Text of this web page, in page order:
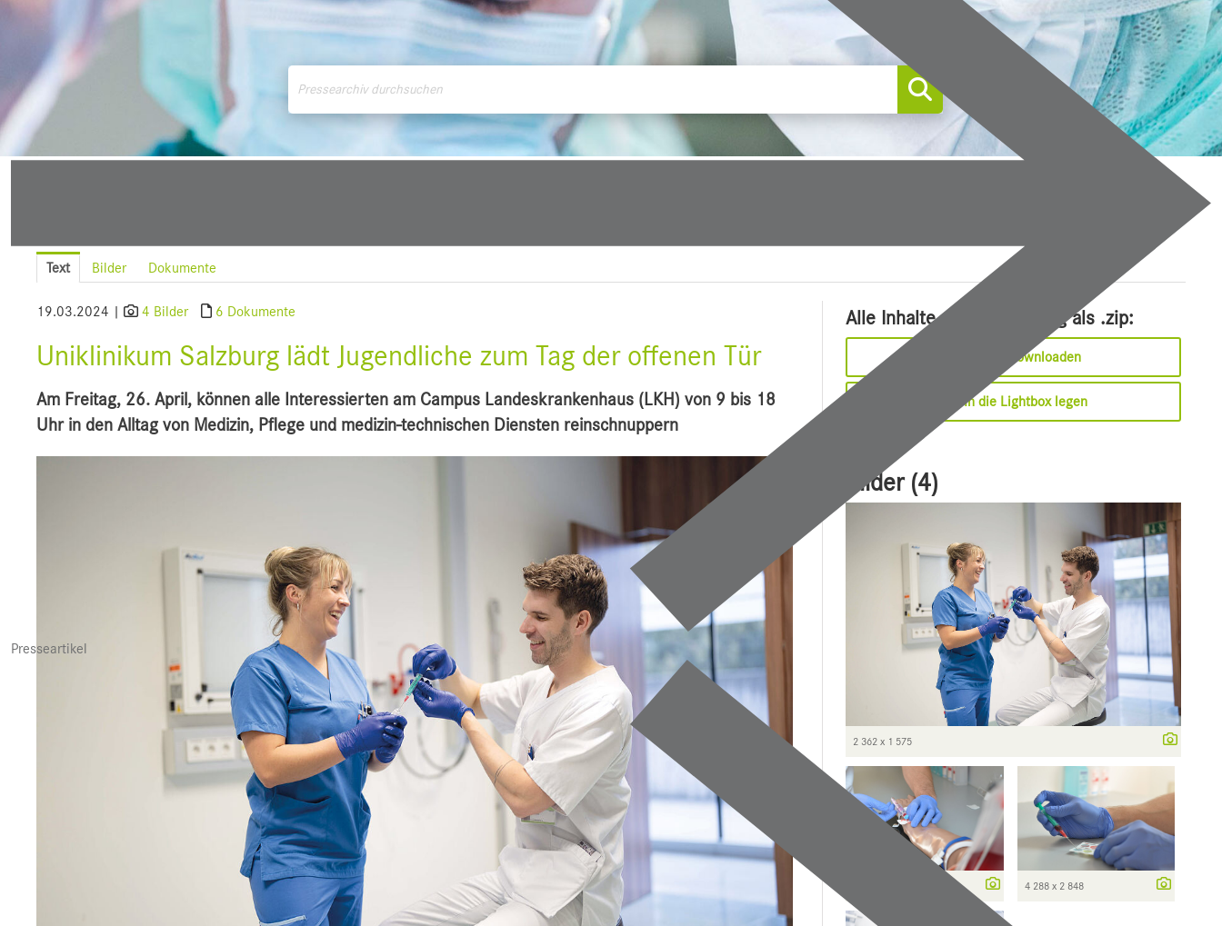
Presseartikel
Text Bilder Dokumente
19.03.2024 | 4 Bilder 6 Dokumente
Uniklinikum Salzburg lädt Jugendliche zum Tag der offenen Tür
Am Freitag, 26. April, können alle Interessierten am Campus Landeskrankenhaus (LKH) von 9 bis 18
Uhr in den Alltag von Medizin, Pflege und medizin-technischen Diensten reinschnuppern
Alle Inhalte dieser Meldung als .zip:
Sofort downloaden
In die Lightbox legen
Bilder (4)
2 362 x 1 575
4 288 x 2 848